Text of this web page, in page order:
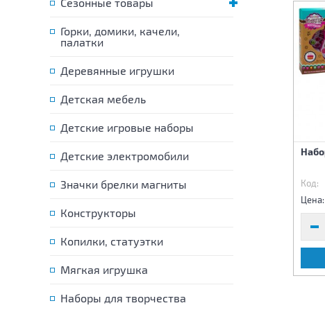
Горки, домики, качели,
палатки
Деревянные игрушки
Детская мебель
Детские игровые наборы
Детские электромобили
Значки брелки магниты
Конструкторы
Копилки, статуэтки
Мягкая игрушка
Наборы для творчества
кроликов,свет,звук
80701
Набор кухонной посудки
Барби 9 предметов
Код: 81472 Код:
Цена: